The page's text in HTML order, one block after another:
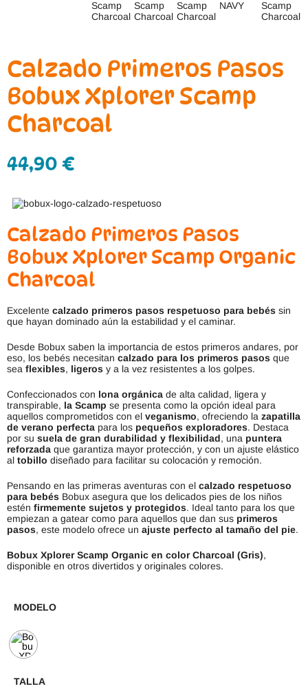
Calzado Primeros Pasos
Bobux Xplorer Scamp
Charcoal
44,90 €
Calzado Primeros Pasos
Bobux Xplorer Scamp Organic
Charcoal
Excelente calzado primeros pasos respetuoso para bebés sin
que hayan dominado aún la estabilidad y el caminar.
Desde Bobux saben la importancia de estos primeros andares, por
eso, los bebés necesitan calzado para los primeros pasos que
sea flexibles, ligeros y a la vez resistentes a los golpes.
Confeccionados con lona orgánica de alta calidad, ligera y
transpirable, la Scamp se presenta como la opción ideal para
aquellos comprometidos con el veganismo, ofreciendo la zapatilla
de verano perfecta para los pequeños exploradores. Destaca
por su suela de gran durabilidad y flexibilidad, una puntera
reforzada que garantiza mayor protección, y con un ajuste elástico
al tobillo diseñado para facilitar su colocación y remoción.
Pensando en las primeras aventuras con el calzado respetuoso
para bebés Bobux asegura que los delicados pies de los niños
estén firmemente sujetos y protegidos. Ideal tanto para los que
empiezan a gatear como para aquellos que dan sus primeros
pasos, este modelo ofrece un ajuste perfecto al tamaño del pie.
Bobux Xplorer Scamp Organic en color Charcoal (Gris),
disponible en otros divertidos y originales colores.
MODELO
TALLA